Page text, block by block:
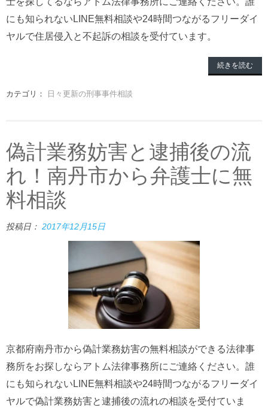
にも知られないLINE無料相談や24時間つながるフリーダイ
ヤルで住居侵入と不起訴の相談を受付ています。
続きを読む
カテゴリ： 日々更新の刑事事件相談
偽計業務妨害と逮捕後の流
れ！南丹市から弁護士に無
料相談
投稿日： 2017年12月15日
京都府南丹市から偽計業務妨害の無料相談ができる法律事
務所をお探しならアトム法律事務所にご連絡ください。誰
にも知られないLINE無料相談や24時間つながるフリーダイ
ヤルで偽計業務妨害と逮捕後の流れの相談を受付ていま